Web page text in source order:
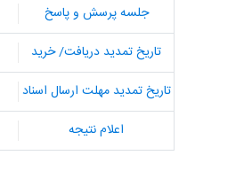
جلسه پرسش و پاسخ
تاریخ تمدید دریافت/ خرید
تاریخ تمدید مهلت ارسال اسناد
اعلام نتیجه